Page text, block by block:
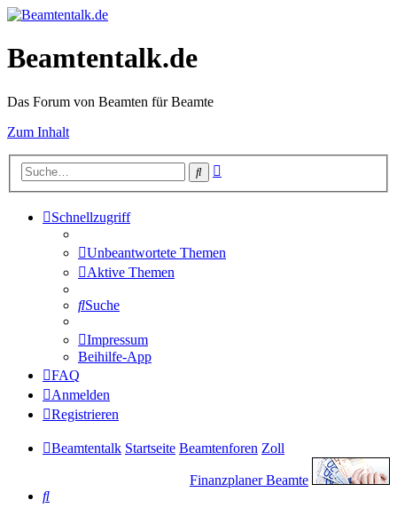
Beamtentalk.de
Das Forum von Beamten für Beamte
Zum Inhalt
Suche
Schnellzugriff
Unbeantwortete Themen
Aktive Themen
Suche
Impressum
Beihilfe-App
FAQ
Anmelden
Registrieren
Beamtentalk Startseite Beamtenforen Zoll
Finanzplaner Beamte
Suche